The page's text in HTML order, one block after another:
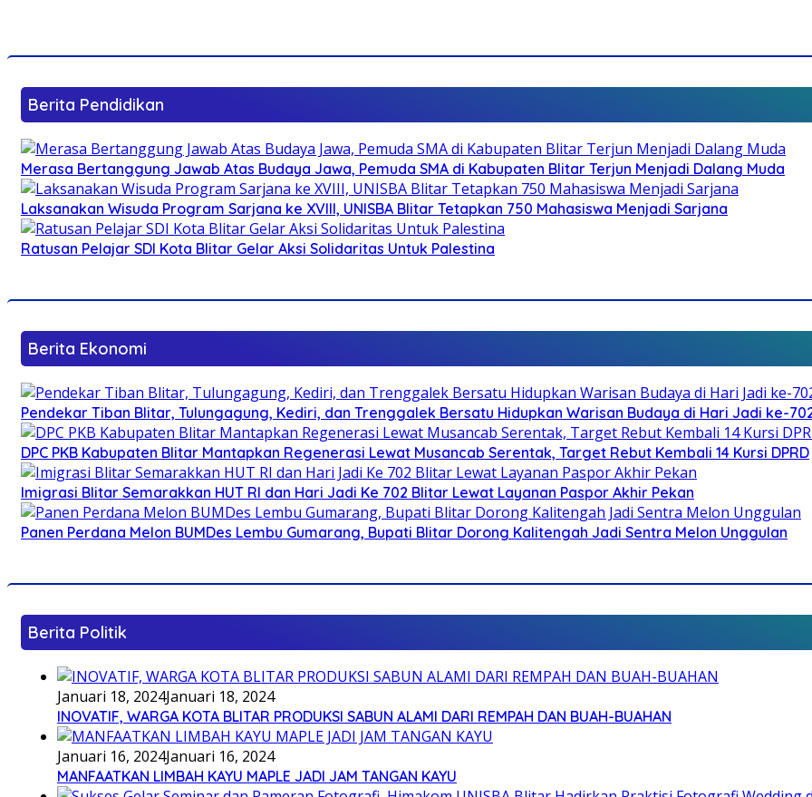
Berita Pendidikan
Merasa Bertanggung Jawab Atas Budaya Jawa, Pemuda SMA di Kabupaten Blitar Terjun Menjadi Dalang Muda
Laksanakan Wisuda Program Sarjana ke XVIII, UNISBA Blitar Tetapkan 750 Mahasiswa Menjadi Sarjana
Ratusan Pelajar SDI Kota Blitar Gelar Aksi Solidaritas Untuk Palestina
Berita Ekonomi
Pendekar Tiban Blitar, Tulungagung, Kediri, dan Trenggalek Bersatu Hidupkan Warisan Budaya di Hari Jadi ke-
DPC PKB Kabupaten Blitar Mantapkan Regenerasi Lewat Musancab Serentak, Target Rebut Kembali 14 Kursi DPRD
Imigrasi Blitar Semarakkan HUT RI dan Hari Jadi Ke 702 Blitar Lewat Layanan Paspor Akhir Pekan
Panen Perdana Melon BUMDes Lembu Gumarang, Bupati Blitar Dorong Kalitengah Jadi Sentra Melon Unggulan
Berita Politik
Januari 18, 2024Januari 18, 2024
INOVATIF, WARGA KOTA BLITAR PRODUKSI SABUN ALAMI DARI REMPAH DAN BUAH-BUAHAN
Januari 16, 2024Januari 16, 2024
MANFAATKAN LIMBAH KAYU MAPLE JADI JAM TANGAN KAYU